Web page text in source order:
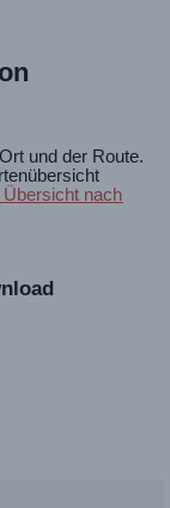
und der Route.
Übersicht nach